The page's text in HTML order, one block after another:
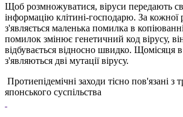
Щоб розмножуватися, віруси передають
інформацію клітині-господарю. За кожної
з'являється маленька помилка в
помилок змінює генетичний код вірусу,
відбувається відносно швидко. Щомісяця
з'являються дві мутації вірусу.
Протиепідемічні заходи тісно пов'язані з
японського суспільства